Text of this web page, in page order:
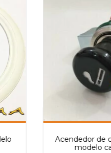
Acendedor de
modelo